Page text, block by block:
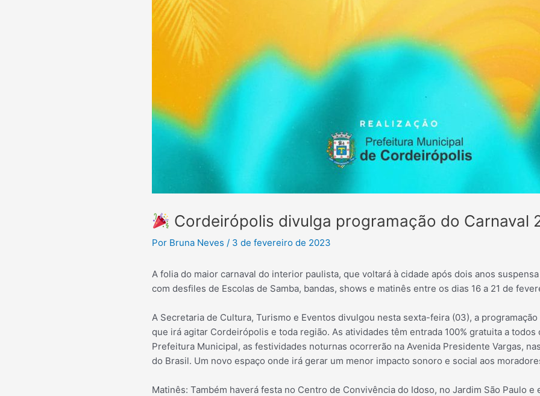
Cordeirópolis divulga programação do Carnaval
Por Bruna Neves / 3 de fevereiro de 2023
A folia do maior carnaval do interior paulista, que voltará à cidade após dois anos
com desfiles de Escolas de Samba, bandas, shows e matinês entre os dias 16 a 21 de
A Secretaria de Cultura, Turismo e Eventos divulgou nesta sexta-feira (03), a
que irá agitar Cordeirópolis e toda região. As atividades têm entrada 100% gratuita a
Prefeitura Municipal, as festividades noturnas ocorrerão na Avenida Presidente Vargas,
do Brasil. Um novo espaço onde irá gerar um menor impacto sonoro e social aos
Matinês: Também haverá festa no Centro de Convivência do Idoso, no Jardim São Paulo e